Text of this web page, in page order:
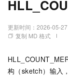
更新时间： 2026-05-
复制 MD 格式
构（sketch）输入